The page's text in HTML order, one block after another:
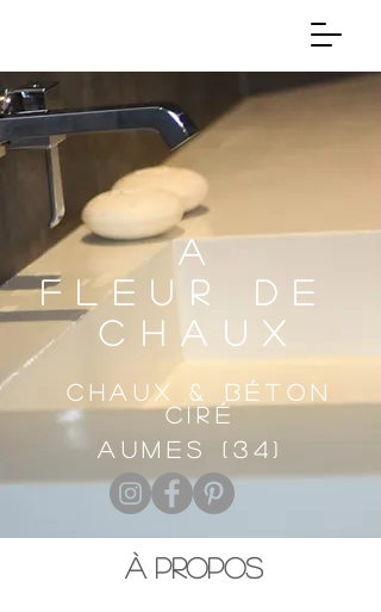
A
FLEUR DE
CHAUX
CHAUX & BÉTON
CIRÉ
Aumes (34)
À Propos